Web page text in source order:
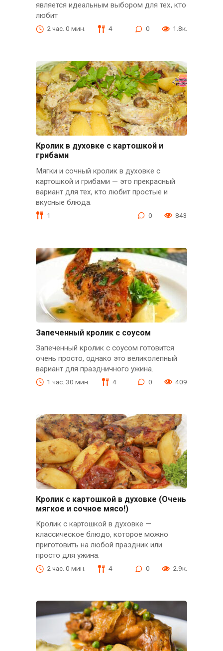
является идеальным выбором для тех, кто
любит
2 час. 0 мин. 4 0 1.8к.
Кролик в духовке с картошкой и
грибами
Мягки и сочный кролик в духовке с
картошкой и грибами — это прекрасный
вариант для тех, кто любит простые и
вкусные блюда.
1 0 843
Запеченный кролик с соусом
Запеченный кролик с соусом готовится
очень просто, однако это великолепный
вариант для праздничного ужина.
1 час. 30 мин. 4 0 409
Кролик с картошкой в духовке (Очень
мягкое и сочное мясо!)
Кролик с картошкой в духовке —
классическое блюдо, которое можно
приготовить на любой праздник или
просто для ужина.
2 час. 0 мин. 4 0 2.9к.